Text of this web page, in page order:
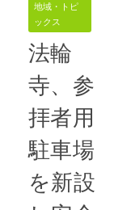
見かけた俺の
方から声を掛
けた。喫茶店
で再会を果た
したのだが、
会うなり和也
は嬉しそうに
「久しぶり」
と俺に満面の
地域・トピ
ックス
法輪
寺、参
拝者用
駐車場
を新設